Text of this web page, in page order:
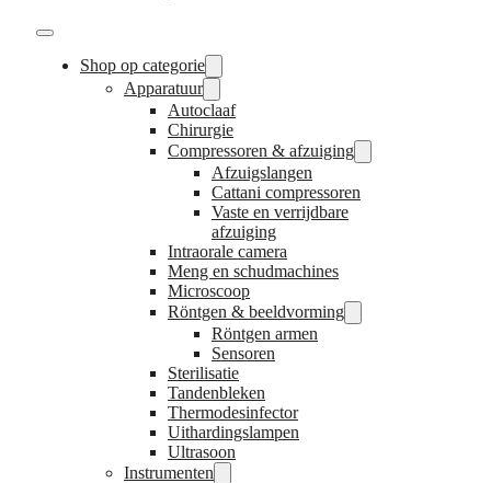
Shop op categorie
Apparatuur
Autoclaaf
Chirurgie
Compressoren & afzuiging
Afzuigslangen
Cattani compressoren
Vaste en verrijdbare
afzuiging
Intraorale camera
Meng en schudmachines
Microscoop
Röntgen & beeldvorming
Röntgen armen
Sensoren
Sterilisatie
Tandenbleken
Thermodesinfector
Uithardingslampen
Ultrasoon
Instrumenten